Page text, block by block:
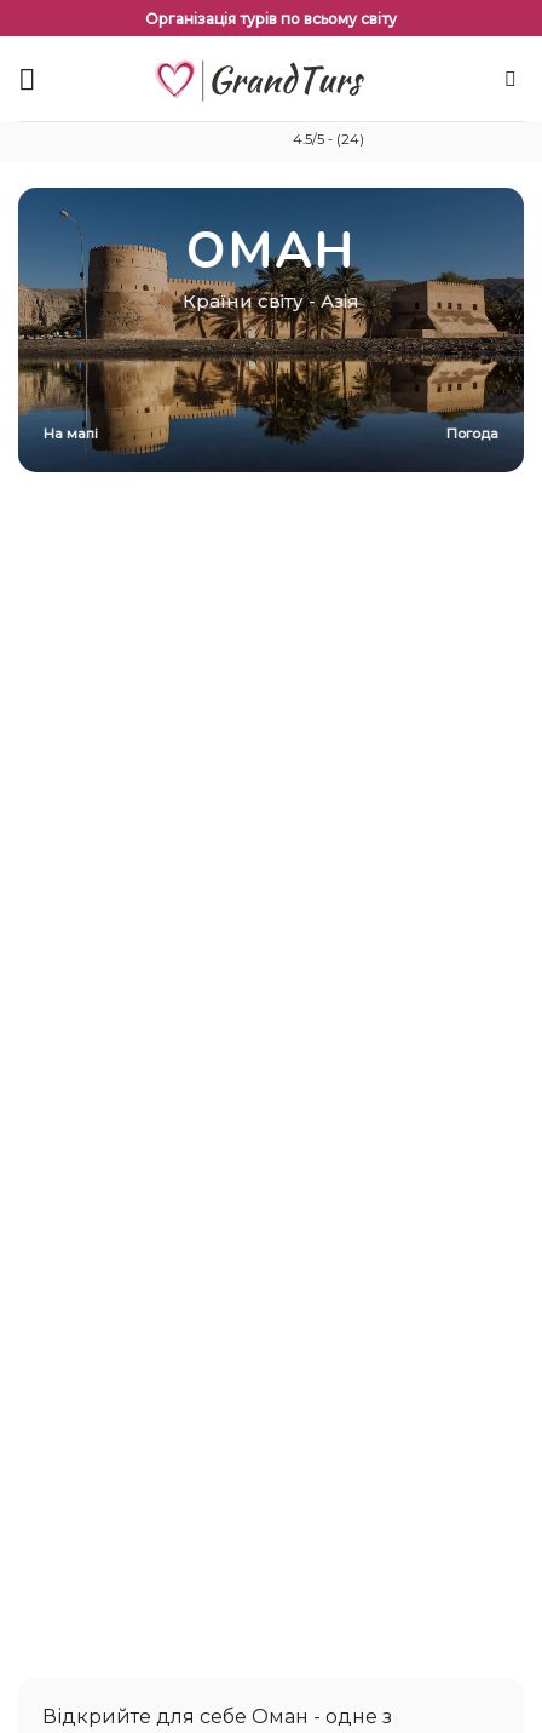
змісту
Організація турів по всьому світу
4.5/5 - (24)
ОМАН
Країни світу-Азія
На мапі Погода
Відкрийте для себе Оман - одне з